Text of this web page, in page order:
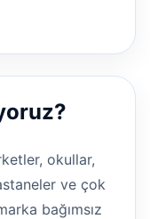
okullar,
ve çok
bağımsız